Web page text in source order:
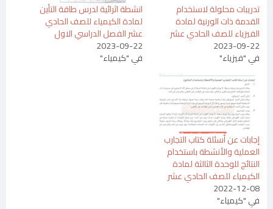
تدريبات محلولة لاستخدام
القدمة ذات الورنية لمادة
الفيزياء للصف الحادي عشر
2023-09-22
في "فيزياء"
انشطة اثرائية لدرس طاقة التأين
لمادة الكيمياء للصف الحادي
عشر الفصل الدراسي الاول
2023-09-22
في "كيمياء"
إجابات عن أسئلة كتاب التجارب
العملية والأنشطة باستخدام
النتائج للوحدة الثالثة لمادة
الكيمياء للصف الحادي عشر
2022-12-08
في "كيمياء"